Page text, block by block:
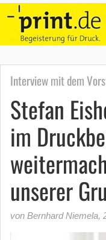
Interview mit dem
Stefan
im
unserer
von Bernhard Niemela,